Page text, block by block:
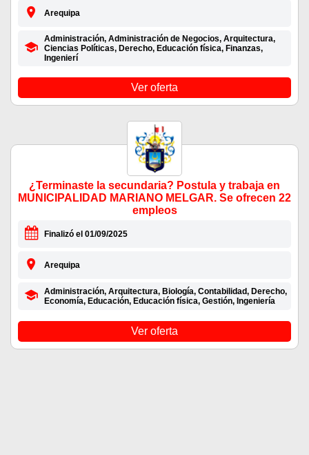
Arequipa
Administración, Administración de Negocios, Arquitectura,
Ciencias Políticas, Derecho, Educación física, Finanzas,
Ingenierí
Ver oferta
¿Terminaste la secundaria? Postula y trabaja en
MUNICIPALIDAD MARIANO MELGAR. Se ofrecen 22
empleos
Finalizó el 01/09/2025
Arequipa
Administración, Arquitectura, Biología, Contabilidad, Derecho,
Economía, Educación, Educación física, Gestión, Ingeniería
Ver oferta